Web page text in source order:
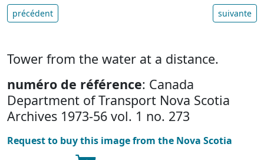
précédent suivante
Tower from the water at a distance.
numéro de référence: Canada
Department of Transport Nova Scotia
Archives 1973-56 vol. 1 no. 273
Request to buy this image from the Nova Scotia